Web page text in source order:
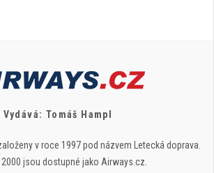
Vydává: Tomáš Hampl
v roce 1997 pod názvem Letecká doprava.
2000 jsou dostupné jako Airways.cz.